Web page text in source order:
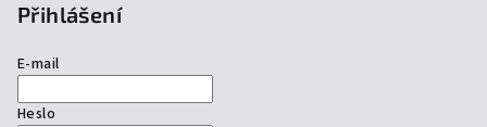
Přihlášení
E-mail
Heslo